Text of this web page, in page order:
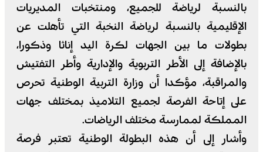
بالنسبة لرياضة للجميع، ومنتخبات المديريات
الإقليمية بالنسبة لرياضة النخبة التي تأهلت عن
بطولات ما بين الجهات لكرة اليد إناثا وذكورا،
بالإضافة إلى الأطر التربوية والإدارية وأطر التفتيش
والمراقبة، مؤكدا أن وزارة التربية الوطنية تحرص
على إتاحة الفرصة لجميع التلاميذ بمختلف جهات
المملكة لممارسة مختلف الرياضات.
وأشار إلى أن هذه البطولة الوطنية تعتبر فرصة